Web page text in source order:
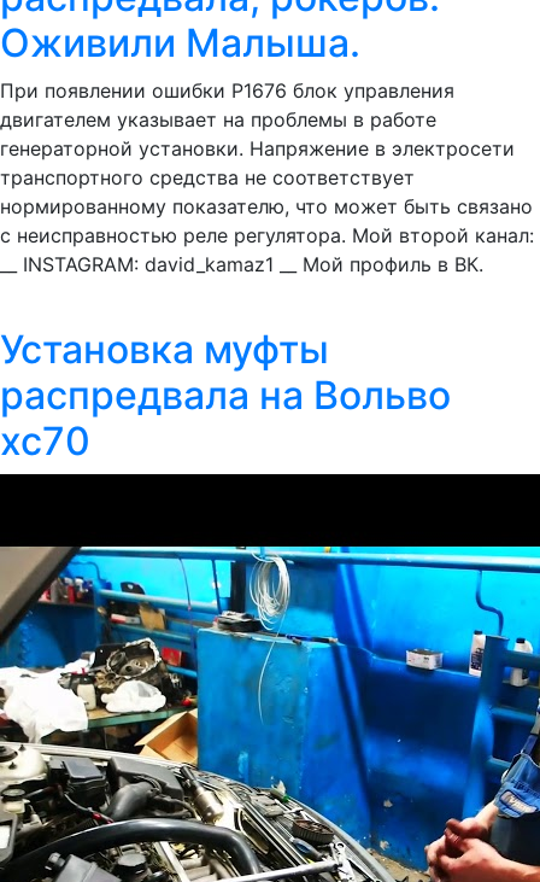
Оживили Малыша.
При появлении ошибки Р1676 блок управления
двигателем указывает на проблемы в работе
генераторной установки. Напряжение в электросети
транспортного средства не соответствует
нормированному показателю, что может быть связано
с неисправностью реле регулятора. Мой второй канал:
__ INSTAGRAM: david_kamaz1 __ Мой профиль в ВК.
Установка муфты
распредвала на Вольво
хс70